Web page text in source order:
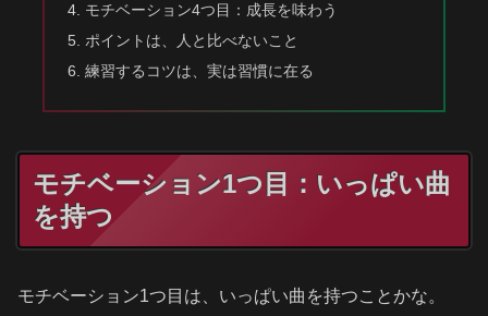
モチベーション4つ目：成長を味わう
ポイントは、人と比べないこと
練習するコツは、実は習慣に在る
モチベーション1つ目：いっぱい曲
を持つ
モチベーション1つ目は、いっぱい曲を持つことかな。